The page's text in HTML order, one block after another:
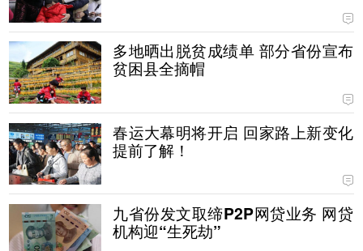
多地晒出脱贫成绩单 部分省份宣布
贫困县全摘帽
春运大幕明将开启 回家路上新变化
提前了解！
九省份发文取缔P2P网贷业务 网贷
机构迎“生死劫”